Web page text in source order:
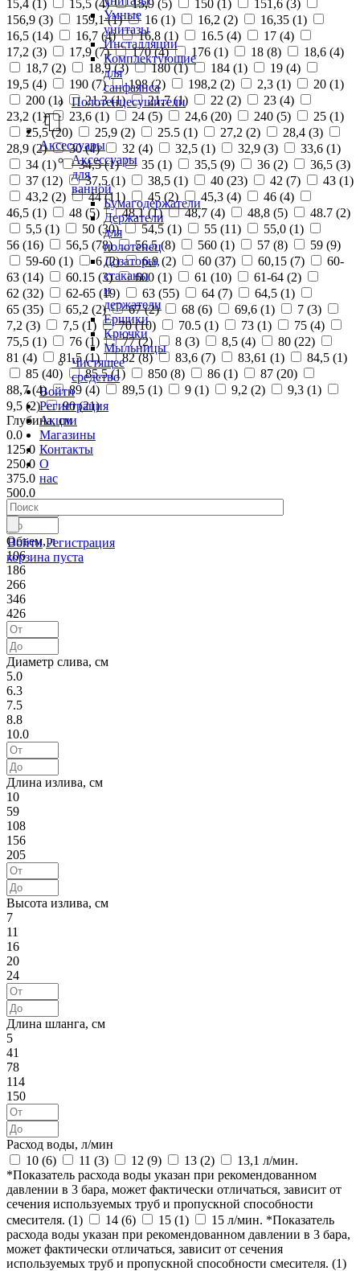
Умные
унитазы
Инсталляции
Комплектующие
для
санфаянса
Полотенцесушители
Аксессуары
Аксессуары
для
ванной
Бумагодержатели
Держатели
для
полотенец
Дозаторы,
стаканы
и
держатели
Ершики
Крючки
Мыльницы
Чистящее
средство
Войти
Регистрация
Акции
Магазины
Контакты
О
нас
Войти Регистрация
корзина пуста
15,4 (1 ) 15,5 (4) 15,9 (5) 150 (1 ) 151,6 (3)
156,9 (3) 159,1 (1) 16 (1) 16,2 (2) 16,35 (1)
16,5 (14) 16,7 (4) 16,8 (1) 16.5 (4) 17 (4)
17,2 (3) 17,9 (7) 170 (4) 176 (1) 18 (8) 18,6 (4)
18,7 (2) 18,9 (3) 180 (1) 184 (1) 19 (4)
19,5 (4) 190 (7) 198 (2) 198,2 (2) 2,3 (1) 20 (1)
200 (1) 21,3 (1) 21,7 (1) 22 (2) 23 (4)
23,2 (1) 23,6 (1) 24 (5) 24,6 (20) 240 (5) 25 (1)
25,5 (20) 25,9 (2) 25.5 (1) 27,2 (2) 28,4 (3)
28,9 (2) 30 (4) 32 (4) 32,5 (1) 32,9 (3) 33,6 (1)
34 (1) 34,5 (1) 35 (1) 35,5 (9) 36 (2) 36,5 (3)
37 (12) 37,5 (1) 38,5 (1) 40 (23) 42 (7) 43 (1)
43,2 (2) 44 (11) 45 (2) 45,3 (4) 46 (4)
46,5 (1) 48 (5) 48,1 (1) 48,7 (4) 48,8 (5) 48.7 (2)
5,5 (1) 50 (30) 54,5 (1) 55 (11) 55,0 (1)
56 (16) 56,5 (78) 56.5 (8) 560 (1) 57 (8) 59 (9)
59-60 (1) 6 (2) 6,9 (2) 60 (37) 60,15 (7)
60-
63 (14) 60.15 (3) 600 (1) 61 (10) 61-64 (2)
62 (32) 62-65 (19) 63 (55) 64 (7) 64,5 (1)
65 (35) 65,2 (2) 67 (2) 68 (6) 69,6 (1) 7 (3)
7,2 (3) 7,5 (1) 70 (10) 70.5 (1) 73 (1) 75 (4)
75,5 (1) 76 (1) 77 (2) 8 (3) 8,5 (4) 80 (22)
81 (4) 81,5 (1) 82 (8) 83,6 (7) 83,61 (1) 84,5 (1)
85 (40) 85,5 (1) 850 (8) 86 (1) 87 (20)
88,7 (4) 89 (4) 89,5 (1) 9 (1) 9,2 (2) 9,3 (1)
9,5 (2) 90 (21)
Глубина, см
0.0
125.0
250.0
375.0
500.0
Объем, л
106
186
266
346
426
Диаметр слива, см
5.0
6.3
7.5
8.8
10.0
Длина излива, см
10
59
108
156
205
Высота излива, см
7
11
16
20
24
Длина шланга, см
5
41
78
114
150
Расход воды, л/мин
10 (6) 11 (3) 12 (9) 13 (2)
13,1 л/мин.
*Показатель расхода воды указан при рекомендованном
давлении в 3 бара, может фактически отличаться, зависит от
сечения используемых труб и пропускной способности
смесителя. (1) 14 (6) 15 (1)
15 л/мин. *Показатель
расхода воды указан при рекомендованном давлении в 3 бара,
может фактически отличаться, зависит от сечения
используемых труб и пропускной способности смесителя. (1)